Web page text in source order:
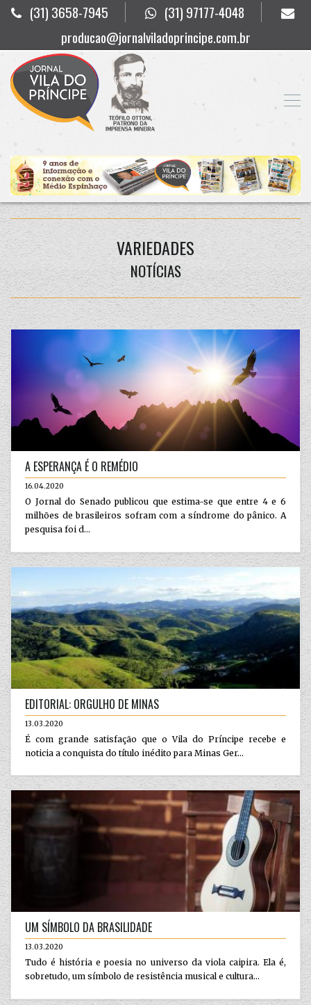
(31) 3658-7945
(31) 97177-4048
producao@jornalviladoprincipe.com.br
VARIEDADES
NOTÍCIAS
A ESPERANÇA É O REMÉDIO
16.04.2020
O Jornal do Senado publicou que estima-se que entre 4 e 6
milhões de brasileiros sofram com a síndrome do pânico. A
pesquisa foi d...
EDITORIAL: ORGULHO DE MINAS
13.03.2020
É com grande satisfação que o Vila do Príncipe recebe e
noticia a conquista do título inédito para Minas Ger...
UM SÍMBOLO DA BRASILIDADE
13.03.2020
Tudo é história e poesia no universo da viola caipira. Ela é,
sobretudo, um símbolo de resistência musical e cultura...